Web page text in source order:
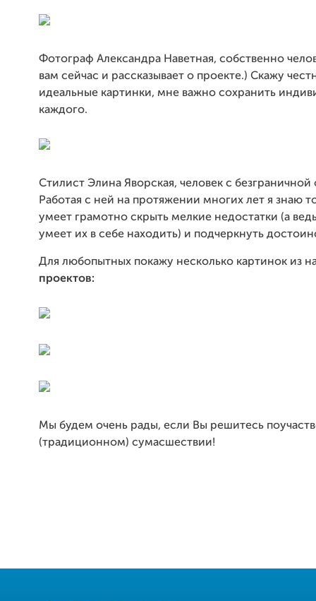
Фотограф Александра Наветная, собственно
вам сейчас и рассказывает о проекте.) Скажу
идеальные картинки, мне важно сохранить
каждого.
Стилист Элина Яворская, человек с безграничной
Работая с ней на протяжении многих лет я знаю
умеет грамотно скрыть мелкие недостатки (а
умеет их в себе находить) и подчеркнуть
Для любопытных покажу несколько картинок из
проектов:
Мы будем очень рады, если Вы решитесь
(традиционном) сумасшествии!